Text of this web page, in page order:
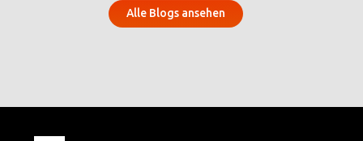
Alle Blogs ansehen